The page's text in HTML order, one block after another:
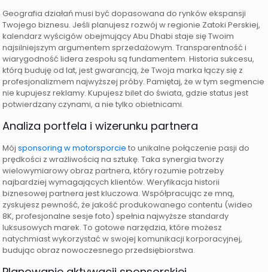
Geografia działań musi być dopasowana do rynków ekspansji
Twojego biznesu. Jeśli planujesz rozwój w regionie Zatoki Perskiej,
kalendarz wyścigów obejmujący Abu Dhabi staje się Twoim
najsilniejszym argumentem sprzedażowym. Transparentność i
wiarygodność lidera zespołu są fundamentem. Historia sukcesu,
którą buduję od lat, jest gwarancją, że Twoja marka łączy się z
profesjonalizmem najwyższej próby. Pamiętaj, że w tym segmencie
nie kupujesz reklamy. Kupujesz bilet do świata, gdzie status jest
potwierdzany czynami, a nie tylko obietnicami.
Analiza portfela i wizerunku partnera
Mójsponsoring w motorsporcie to unikalne połączenie pasji do
prędkości z wrażliwością na sztukę. Taka synergia tworzy
wielowymiarowy obraz partnera, który rozumie potrzeby
najbardziej wymagających klientów. Weryfikacja historii
biznesowej partnera jest kluczowa. Współpracując ze mną,
zyskujesz pewność, że jakość produkowanego contentu (wideo
8K, profesjonalne sesje foto) spełnia najwyższe standardy
luksusowych marek. To gotowe narzędzia, które możesz
natychmiast wykorzystać w swojej komunikacji korporacyjnej,
budując obraz nowoczesnego przedsiębiorstwa.